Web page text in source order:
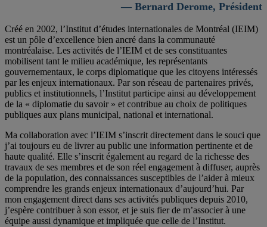
— Bernard Derome, Président
Créé en 2002, l’Institut d’études internationales de Montréal (IEIM)
est un pôle d’excellence bien ancré dans la communauté
montréalaise. Les activités de l’IEIM et de ses constituantes
mobilisent tant le milieu académique, les représentants
gouvernementaux, le corps diplomatique que les citoyens intéressés
par les enjeux internationaux. Par son réseau de partenaires privés,
publics et institutionnels, l’Institut participe ainsi au développement
de la « diplomatie du savoir » et contribue au choix de politiques
publiques aux plans municipal, national et international.
Ma collaboration avec l’IEIM s’inscrit directement dans le souci que
j’ai toujours eu de livrer au public une information pertinente et de
haute qualité. Elle s’inscrit également au regard de la richesse des
travaux de ses membres et de son réel engagement à diffuser, auprès
de la population, des connaissances susceptibles de l’aider à mieux
comprendre les grands enjeux internationaux d’aujourd’hui. Par
mon engagement direct dans ses activités publiques depuis 2010,
j’espère contribuer à son essor, et je suis fier de m’associer à une
équipe aussi dynamique et impliquée que celle de l’Institut.